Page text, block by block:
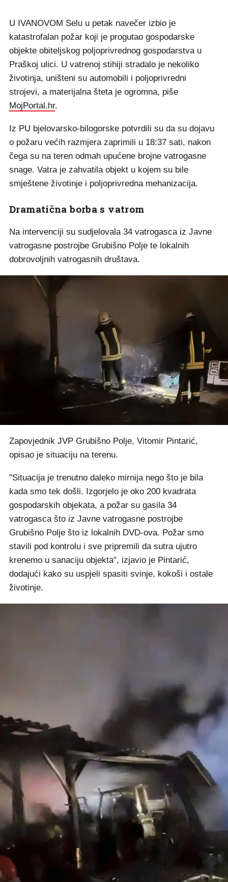
U IVANOVOM Selu u petak navečer izbio je
katastrofalan požar koji je progutao gospodarske
objekte obiteljskog poljoprivrednog gospodarstva u
Praškoj ulici. U vatrenoj stihiji stradalo je nekoliko
životinja, uništeni su automobili i poljoprivredni
strojevi, a materijalna šteta je ogromna, piše
MojPortal.hr.
Iz PU bjelovarsko-bilogorske potvrdili su da su dojavu
o požaru većih razmjera zaprimili u 18:37 sati, nakon
čega su na teren odmah upućene brojne vatrogasne
snage. Vatra je zahvatila objekt u kojem su bile
smještene životinje i poljoprivredna mehanizacija.
Dramatična borba s vatrom
Na intervenciji su sudjelovala 34 vatrogasca iz Javne
vatrogasne postrojbe Grubišno Polje te lokalnih
dobrovoljnih vatrogasnih društava.
Zapovjednik JVP Grubišno Polje, Vitomir Pintarić,
opisao je situaciju na terenu.
"Situacija je trenutno daleko mirnija nego što je bila
kada smo tek došli. Izgorjelo je oko 200 kvadrata
gospodarskih objekata, a požar su gasila 34
vatrogasca što iz Javne vatrogasne postrojbe
Grubišno Polje što iz lokalnih DVD-ova. Požar smo
stavili pod kontrolu i sve pripremili da sutra ujutro
krenemo u sanaciju objekta", izjavio je Pintarić,
dodajući kako su uspjeli spasiti svinje, kokoši i ostale
životinje.